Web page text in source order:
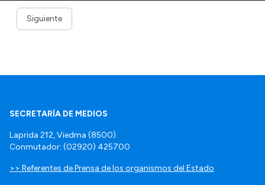
Siguiente
SECRETARÍA DE MEDIOS
Laprida 212, Viedma (8500).
Conmutador: (02920) 425700
>> Referentes de Prensa de los organismos del Estado